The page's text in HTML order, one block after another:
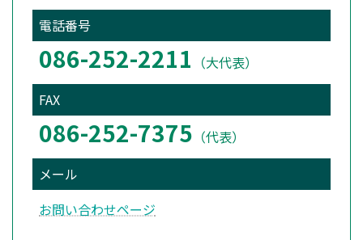
電話番号
086-252-2211 （大代表）
FAX
086-252-7375 （代表）
メール
お問い合わせページ